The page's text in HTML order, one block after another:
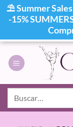
contenido
⛱ Summer
-15%